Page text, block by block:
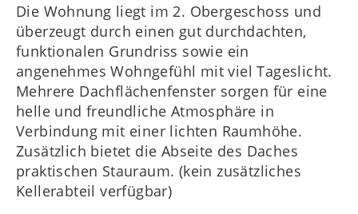
Die Wohnung liegt im 2. Obergeschoss und
überzeugt durch einen gut durchdachten,
funktionalen Grundriss sowie ein
angenehmes Wohngefühl mit viel Tageslicht.
Mehrere Dachflächenfenster sorgen für eine
helle und freundliche Atmosphäre in
Verbindung mit einer lichten Raumhöhe.
Zusätzlich bietet die Abseite des Daches
praktischen Stauraum. (kein zusätzliches
Kellerabteil verfügbar)